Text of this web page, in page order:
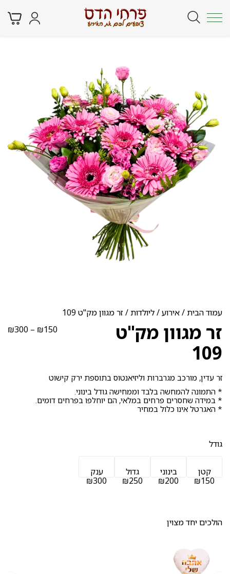
עמוד הבית /אירוע/ליולדות / זר מגוון מק"ט 109
זר מגוון מק"ט
109
₪150
–
₪300
זר עדין, מורכב מגרברות וליזיאנטוס בתוספת ירק קישוט
* התמונה להמחשה בלבד וממחישה גודל בינוני.
* במידה שחסרים פרחים במלאי, הם יוחלפו בפרחים דומים.
* האגרטל אינו כלול במחיר
גודל
קטן
₪150
בינוני
₪200
גדול
₪250
ענק
₪300
הולכים יחד מצוין